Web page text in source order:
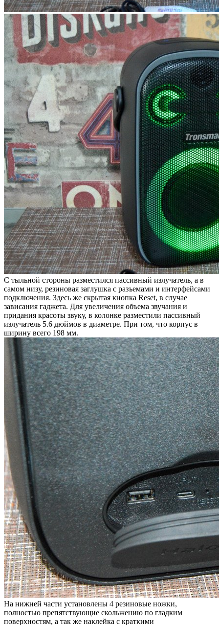
С тыльной стороны разместился пассивный излучатель, а в
самом низу, резиновая заглушка с разъемами и интерфейсами
подключения. Здесь же скрытая кнопка Reset, в случае
зависания гаджета. Для увеличения объема звучания и
придания красоты звуку, в колонке разместили пассивный
излучатель 5.6 дюймов в диаметре. При том, что корпус в
ширину всего 198 мм.
На нижней части установлены 4 резиновые ножки,
полностью препятствующие скольжению по гладким
поверхностям, а так же наклейка с краткими